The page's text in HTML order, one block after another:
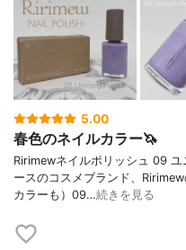
5.00
春色のネイルカラー🦄
Ririmewネイルポリッシュ 09
ースのコスメブランド、
カラーも）09…続きを見る